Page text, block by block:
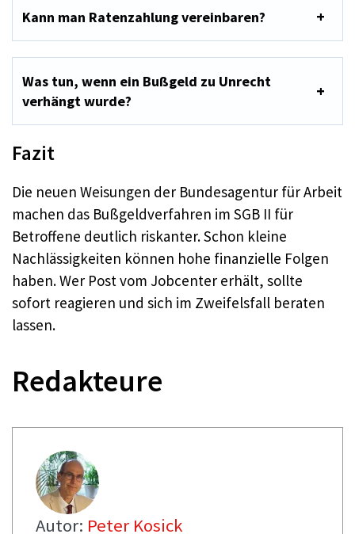
Kann man Ratenzahlung vereinbaren?
Was tun, wenn ein Bußgeld zu Unrecht
verhängt wurde?
Fazit
Die neuen Weisungen der Bundesagentur für Arbeit
machen das Bußgeldverfahren im SGB II für
Betroffene deutlich riskanter. Schon kleine
Nachlässigkeiten können hohe finanzielle Folgen
haben. Wer Post vom Jobcenter erhält, sollte
sofort reagieren und sich im Zweifelsfall beraten
lassen.
Redakteure
Autor: Peter Kosick